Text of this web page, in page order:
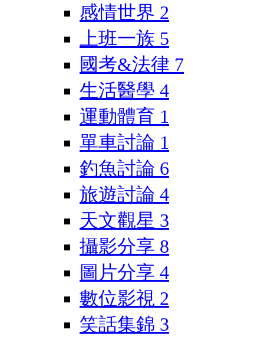
感情世界 2
上班一族 5
國考&法律 7
生活醫學 4
運動體育 1
單車討論 1
釣魚討論 6
旅遊討論 4
天文觀星 3
攝影分享 8
圖片分享 4
數位影視 2
笑話集錦 3